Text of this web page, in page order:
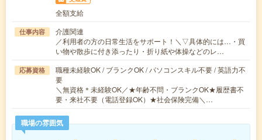
全額支給
仕事内容
介護関連
／利用者の方の日常生活をサポート！＼▽具体的には…・買
い物や散歩に付き添ったり・折り紙や体操などのレ…
応募資格
職種未経験OK / ブランクOK / パソコンスキル不要 / 英語力不
要
＼無資格＊未経験OK／★年齢不問・ブランクOK★履歴書不
要・来社不要（電話登録OK）★社会保険完備＼…
職場の雰囲気